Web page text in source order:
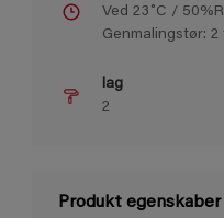
Ved 23˚C /
Genmalingstør: 2
lag
2
Produkt egenskaber